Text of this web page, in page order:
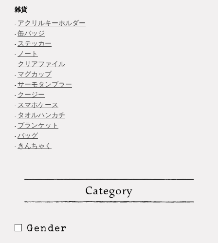
雑貨
アクリルキーホルダー
缶バッジ
ステッカー
ノート
クリアファイル
マグカップ
サーモタンブラー
クージー
スマホケース
タオルハンカチ
ブランケット
バッグ
きんちゃく
Category
Gender